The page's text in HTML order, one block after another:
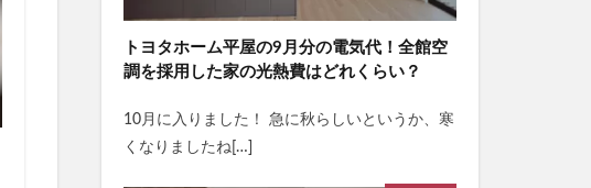
トヨタホーム平屋の9月分の電気代！全館空
調を採用した家の光熱費はどれくらい？
10月に入りました！ 急に秋らしいというか、寒
くなりましたね[…]